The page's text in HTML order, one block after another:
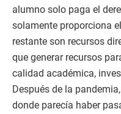
alumno solo paga el
solamente proporciona
restante son recursos
que generar recursos
calidad académica,
Después de la
donde parecía haber